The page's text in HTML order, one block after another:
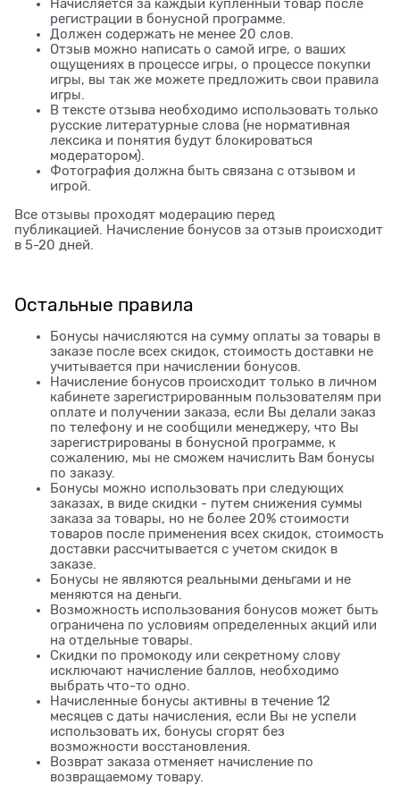
Начисляется за каждый купленный товар после
регистрации в бонусной программе.
Должен содержать не менее 20 слов.
Отзыв можно написать о самой игре, о ваших
ощущениях в процессе игры, о процессе покупки
игры, вы так же можете предложить свои правила
игры.
В тексте отзыва необходимо использовать только
русские литературные слова (не нормативная
лексика и понятия будут блокироваться
модератором).
Фотография должна быть связана с отзывом и
игрой.
Все отзывы проходят модерацию перед
публикацией. Начисление бонусов за отзыв происходит
в 5-20 дней.
Остальные правила
Бонусы начисляются на сумму оплаты за товары в
заказе после всех скидок, стоимость доставки не
учитывается при начислении бонусов.
Начисление бонусов происходит только в личном
кабинете зарегистрированным пользователям при
оплате и получении заказа, если Вы делали заказ
по телефону и не сообщили менеджеру, что Вы
зарегистрированы в бонусной программе, к
сожалению, мы не сможем начислить Вам бонусы
по заказу.
Бонусы можно использовать при следующих
заказах, в виде скидки - путем снижения суммы
заказа за товары, но не более 20% стоимости
товаров после применения всех скидок, стоимость
доставки рассчитывается с учетом скидок в
заказе.
Бонусы не являются реальными деньгами и не
меняются на деньги.
Возможность использования бонусов может быть
ограничена по условиям определенных акций или
на отдельные товары.
Скидки по промокоду или секретному слову
исключают начисление баллов, необходимо
выбрать что-то одно.
Начисленные бонусы активны в течение 12
месяцев с даты начисления, если Вы не успели
использовать их, бонусы сгорят без
возможности восстановления.
Возврат заказа отменяет начисление по
возвращаемому товару.